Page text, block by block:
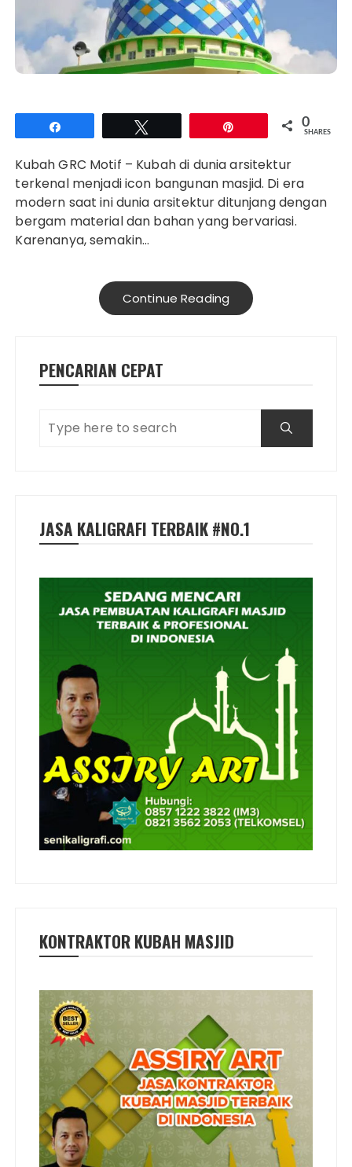
0
SHARES
Kubah GRC Motif – Kubah di dunia arsitektur
terkenal menjadi icon bangunan masjid. Di era
modern saat ini dunia arsitektur ditunjang dengan
bergam material dan bahan yang bervariasi.
Karenanya, semakin…
Continue Reading
PENCARIAN CEPAT
JASA KALIGRAFI TERBAIK #NO.1
KONTRAKTOR KUBAH MASJID